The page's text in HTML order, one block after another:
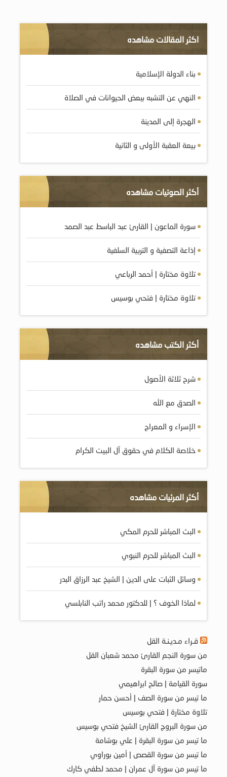
اكثر المقالات مشاهده
بناء الدولة الإسلامية
النهي عن التشبه ببعض الحيوانات في الصلاة
الهجرة إلى المدينة
بيعة العقبة الأولى و الثانية
أكثر الصوتيات مشاهده
سورة الماعون | القارئ عبد الباسط عبد الصمد
إذاعة التصفية و التربية السلفية
تلاوة مختارة | أحمد الرباعي
تلاوة مختارة | فتحي بوسيس
أكثر الكتب مشاهده
شرح ثلاثة الأصول
الصدق مع الله
الإسراء و المعراج
خلاصة الكلام في حقوق آل البيت الكرام
أكثر المرئيات مشاهده
البث المباشر للحرم المكي
البث المباشر للحرم النبوي
وسائل الثبات على الدين | الشيخ عبد الرزاق البدر
لماذا الخوف ؟ | للدكتور محمد راتب النابلسي
قـراء مـديـنـة القل
من سورة النجم القارئ محمد شعبان القل
ماتيسر من سورة البقرة
سورة القيامة | صالح ابراهيمي
ما تيسر من سورة الصف | أحسن حمار
تلاوة مختارة | فتحي بوسيس
من سورة البروج القارئ الشيخ فتحي بوسيس
ما تيسر من سورة البقرة | علي بوشامة
ما تيسر من سورة القصص | أمين بوراوي
ما تيسر من سورة آل عمران | محمد لطفي كارك